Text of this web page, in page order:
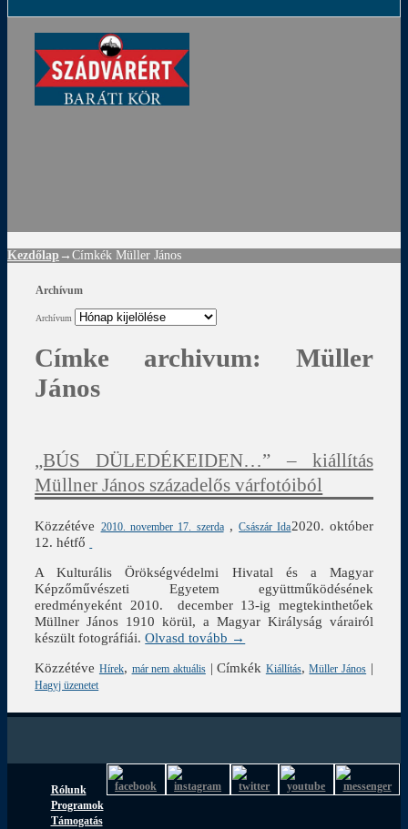
Kezdőlap →Címkék Müller János
Archívum
Archívum
Címke archivum: Müller
János
„BÚS DÜLEDÉKEIDEN…” – kiállítás
Müllner János századelős várfotóiból
Közzétéve 2010. november 17. szerda ,Császár Ida2020. október
12. hétfő
A Kulturális Örökségvédelmi Hivatal és a Magyar
Képzőművészeti Egyetem együttműködésének
eredményeként 2010. december 13-ig megtekinthetőek
Müllner János 1910 körül, a Magyar Királyság várairól
készült fotográfiái.Olvasd tovább →
Közzétéve Hírek, már nem aktuális|Címkék Kiállítás,Müller János |
Hagyj üzenetet
Rólunk
Programok
Támogatás